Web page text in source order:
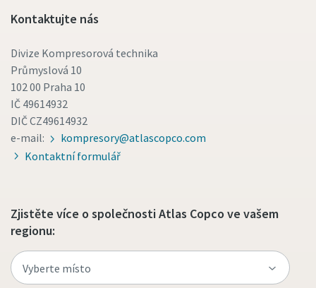
Kontaktujte nás
Divize Kompresorová technika
Průmyslová 10
102 00 Praha 10
IČ 49614932
DIČ CZ49614932
e-mail:
kompresory@atlascopco.com
Kontaktní formulář
Zjistěte více o společnosti Atlas Copco ve vašem
regionu: